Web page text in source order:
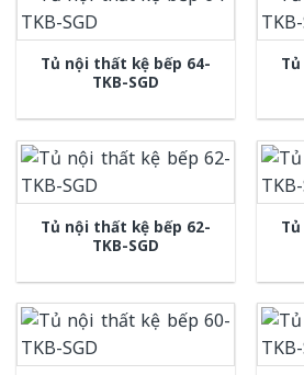
Tủ nội thất kệ bếp 64-
TKB-SGD
Tủ nội thất kệ bếp 62-
TKB-SGD